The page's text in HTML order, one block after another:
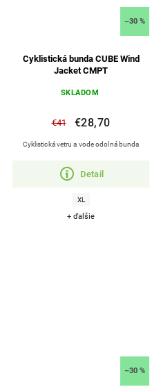
–30 %
Cyklistická bunda CUBE Wind
Jacket CMPT
SKLADOM
€41 €28,70
Detail
Cyklistická vetru a vode odolná bunda
XL
+ ďalšie
–30 %